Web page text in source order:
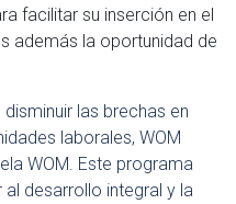
facilitar su inserción en el
además la oportunidad de
las brechas en
laborales, WOM
WOM. Este programa
desarrollo integral y la